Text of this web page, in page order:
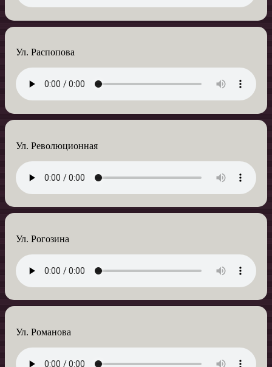
Ул. Распопова
Ул. Революционная
Ул. Рогозина
Ул. Романова